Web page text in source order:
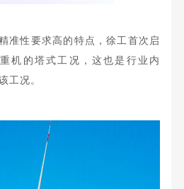
准性要求高的特点，徐工首次启
机 的塔式工况，这也是行业内
工况。